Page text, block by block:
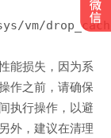
vm/
能损失，因为系
作之前，请确保
执行操作，以避
外，建议在清理